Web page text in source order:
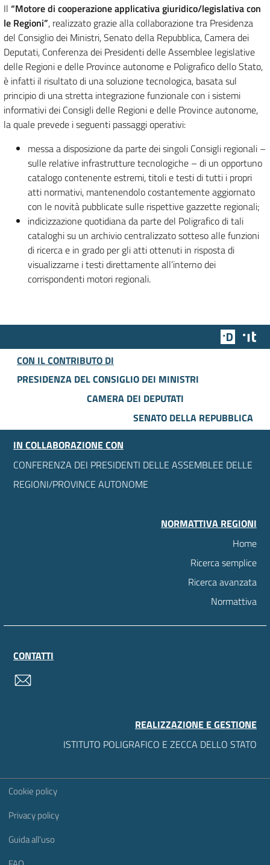
Il “Motore di cooperazione applicativa giuridico/legislativa con
le Regioni”, realizzato grazie alla collaborazione tra Presidenza
del Consiglio dei Ministri, Senato della Repubblica, Camera dei
Deputati, Conferenza dei Presidenti delle Assemblee legislative
delle Regioni e delle Province autonome e Poligrafico dello Stato,
è infatti il risultato di una soluzione tecnologica, basata sul
principio di una stretta integrazione funzionale con i sistemi
informativi dei Consigli delle Regioni e delle Province autonome,
la quale prevede i seguenti passaggi operativi:
messa a disposizione da parte dei singoli Consigli regionali –
sulle relative infrastrutture tecnologiche – di un opportuno
catalogo contenente estremi, titoli e testi di tutti i propri
atti normativi, mantenendolo costantemente aggiornato
con le novità pubblicate sulle rispettive gazzette regionali;
indicizzazione quotidiana da parte del Poligrafico di tali
cataloghi su un archivio centralizzato sotteso alle funzioni
di ricerca e in grado per gli atti ottenuti in risposta di
visualizzarne i testi direttamente all’interno dei
corrispondenti motori regionali.
Team
CON IL CONTRIBUTO DI
PRESIDENZA DEL CONSIGLIO DEI MINISTRI
CAMERA DEI DEPUTATI
SENATO DELLA REPUBBLICA
IN COLLABORAZIONE CON
CONFERENZA DEI PRESIDENTI DELLE ASSEMBLEE DELLE
REGIONI/PROVINCE AUTONOME
NORMATTIVA REGIONI
Home
Ricerca semplice
Ricerca avanzata
Normattiva
CONTATTI
REALIZZAZIONE E GESTIONE
ISTITUTO POLIGRAFICO E ZECCA DELLO STATO
Sezione Link Utili
Cookie policy
Privacy policy
Guida all'uso